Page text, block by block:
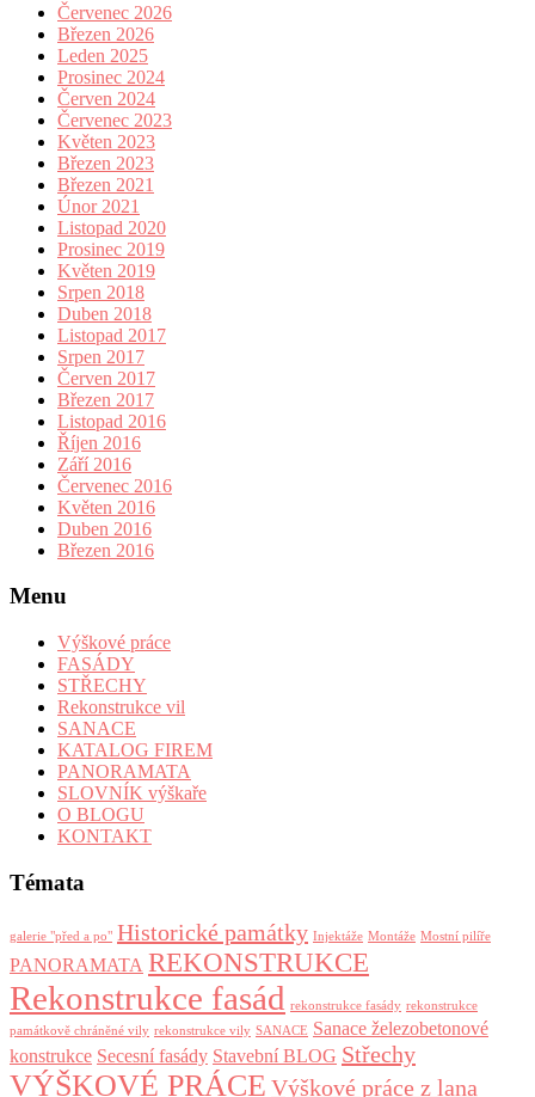
Červenec 2026
Březen 2026
Leden 2025
Prosinec 2024
Červen 2024
Červenec 2023
Květen 2023
Březen 2023
Březen 2021
Únor 2021
Listopad 2020
Prosinec 2019
Květen 2019
Srpen 2018
Duben 2018
Listopad 2017
Srpen 2017
Červen 2017
Březen 2017
Listopad 2016
Říjen 2016
Září 2016
Červenec 2016
Květen 2016
Duben 2016
Březen 2016
Menu
Výškové práce
FASÁDY
STŘECHY
Rekonstrukce vil
SANACE
KATALOG FIREM
PANORAMATA
SLOVNÍK výškaře
O BLOGU
KONTAKT
Témata
galerie "před a po" Historické památky Injektáže Montáže Mostní pilíře
PANORAMATA REKONSTRUKCE
Rekonstrukce fasád rekonstrukce fasády rekonstrukce
památkově chráněné vily rekonstrukce vily SANACE Sanace železobetonové
konstrukce Secesní fasády Stavební BLOG Střechy
VÝŠKOVÉ PRÁCE Výškové práce z lana